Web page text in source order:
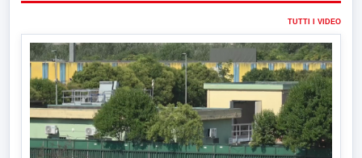
TUTTI I VIDEO